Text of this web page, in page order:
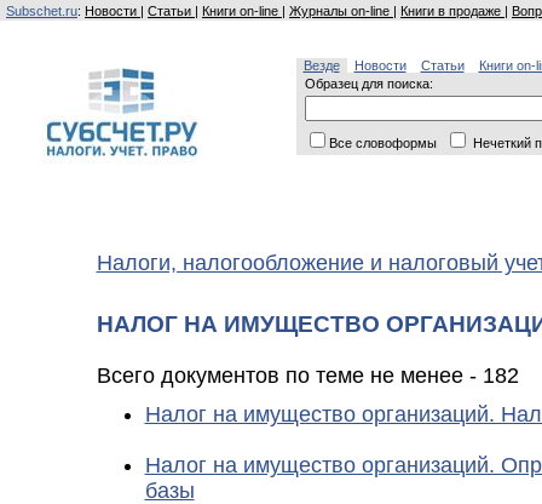
Subschet.ru: Новости | Статьи | Книги on-line | Журналы on-line | Книги в продаже |
Везде Новости Статьи
Книги on-
Образец для поиска:
Все словоформы Нечеткий
Налоги, налогообложение и налоговый
НАЛОГ НА ИМУЩЕСТВО
Всего документов по теме не менее - 182
Налог на имущество организаций.
Налог на имущество организаций.
базы